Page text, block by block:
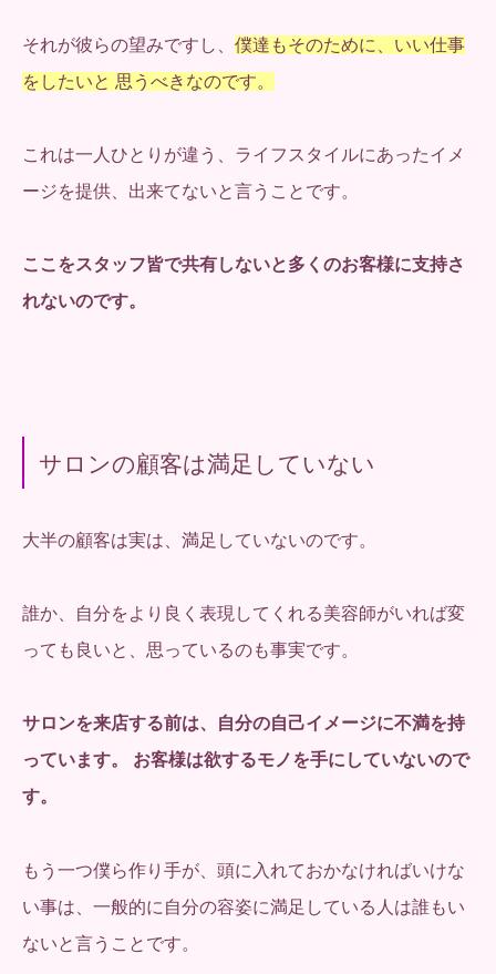
それが彼らの望みですし、 僕達もそのために、いい仕事
をしたいと 思うべきなのです。
これは一人ひとりが違う、ライフスタイルにあったイメ
ージを提供、出来てないと言うことです。
ここをスタッフ皆で共有しないと多くのお客様に支持さ
れないのです。
サロンの顧客は満足していない
大半の顧客は実は、満足していないのです。
誰か、自分をより良く表現してくれる美容師がいれば変
っても良いと、思っているのも事実です。
サロンを来店する前は、自分の自己イメージに不満を持
っています。 お客様は欲するモノを手にしていないので
す。
もう一つ僕ら作り手が、頭に入れておかなければいけな
い事は、一般的に自分の容姿に満足している人は誰もい
ないと言うことです。